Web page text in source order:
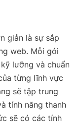
giản là sự sắp
web. Mỗi gói
lưỡng và chuẩn
từng lĩnh vực
sẽ tập trung
tính năng thanh
sẽ có các tính